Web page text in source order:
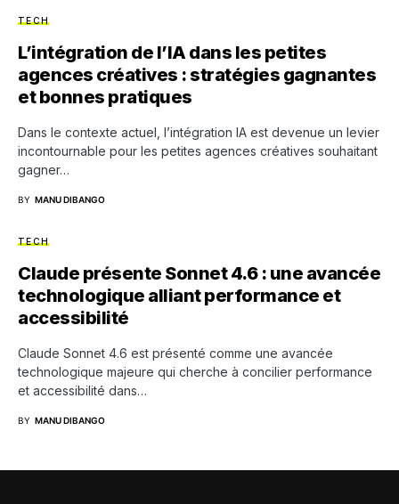
TECH
L’intégration de l’IA dans les petites
agences créatives : stratégies gagnantes
et bonnes pratiques
Dans le contexte actuel, l’intégration IA est devenue un levier
incontournable pour les petites agences créatives souhaitant
gagner…
BY MANU DIBANGO
TECH
Claude présente Sonnet 4.6 : une avancée
technologique alliant performance et
accessibilité
Claude Sonnet 4.6 est présenté comme une avancée
technologique majeure qui cherche à concilier performance
et accessibilité dans…
BY MANU DIBANGO